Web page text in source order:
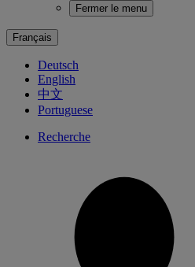
Fermer le menu
Français
Deutsch
English
中文
Portuguese
Recherche